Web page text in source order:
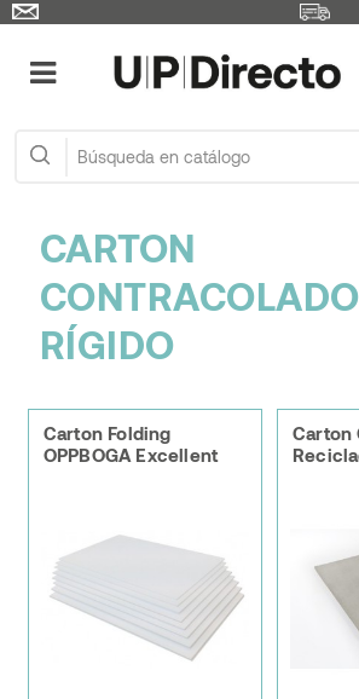
CARTON
RÍGIDO
Carton Folding
OPPBOGA Excellent
Carton